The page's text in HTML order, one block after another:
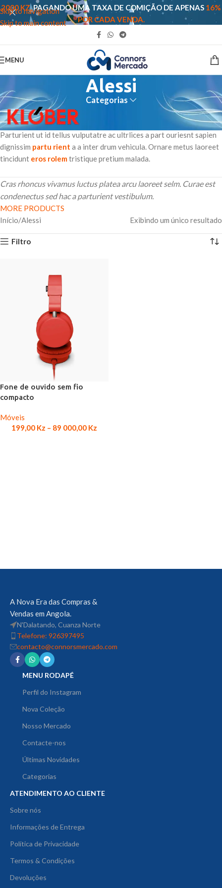
Skip to navigation
Skip to main content
2000 KZ,PAGANDO UMA TAXA DE COMIÇÃO DE APENAS 16%
POR CADA VENDA.
MENU
Alessi
Categorias
Parturient ut id tellus vulputatre ac ultrlices a part ouriesnt sapien
dignissim partu rient a a inter drum vehicula. Ornare metus laoreet
tincidunt eros rolemtristique pretium malada.
Cras rhoncus vivamus luctus platea arcu laoreet selm. Curae est
condenectus sed hac a parturient vestibulum.
MORE PRODUCTS
Início Alessi Exibindo um único resultado
Filtro
Fone de ouvido sem fio
compacto
Móveis
199,00 Kz – 89 000,00 Kz
A Nova Era das Compras &
Vendas em Angola.
N'Dalatando, Cuanza Norte
Telefone: 926397495
contacto@connorsmercado.com
MENU RODAPÉ
Perfil do Instagram
Nova Coleção
Nosso Mercado
Contacte-nos
Últimas Novidades
Categorias
ATENDIMENTO AO CLIENTE
Sobre nós
Informações de Entrega
Política de Privacidade
Termos & Condições
Devoluções